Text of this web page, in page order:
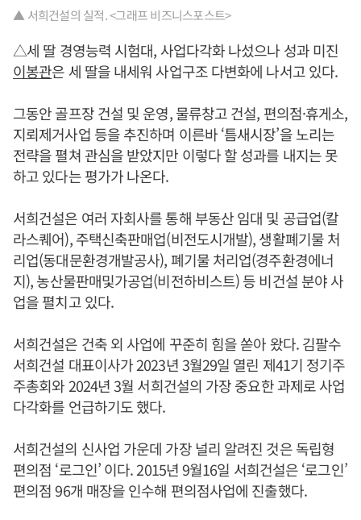
▲ 서희건설의 실적. <그래프 비즈니스포스트>
△세 딸 경영능력 시험대, 사업다각화 나섰으나 성과 미진
이봉관은 세 딸을 내세워 사업구조 다변화에 나서고 있다.
그동안 골프장 건설 및 운영, 물류창고 건설, 편의점·휴게소,
지뢰제거사업 등을 추진하며 이른바 ‘틈새시장’을 노리는
전략을 펼쳐 관심을 받았지만 이렇다 할 성과를 내지는 못
하고 있다는 평가가 나온다.
서희건설은 여러 자회사를 통해 부동산 임대 및 공급업(칼
라스퀘어), 주택신축판매업(비전도시개발), 생활폐기물 처
리업(동대문환경개발공사), 폐기물 처리업(경주환경에너
지), 농산물판매및가공업(비전하비스트) 등 비건설 분야 사
업을 펼치고 있다.
서희건설은 건축 외 사업에 꾸준히 힘을 쏟아 왔다. 김팔수
서희건설 대표이사가 2023년 3월29일 열린 제41기 정기주
주총회와 2024년 3월 서희건설의 가장 중요한 과제로 사업
다각화를 언급하기도 했다.
서희건설의 신사업 가운데 가장 널리 알려진 것은 독립형
편의점 ‘로그인’ 이다. 2015년 9월16일 서희건설은 ‘로그인’
편의점 96개 매장을 인수해 편의점사업에 진출했다.